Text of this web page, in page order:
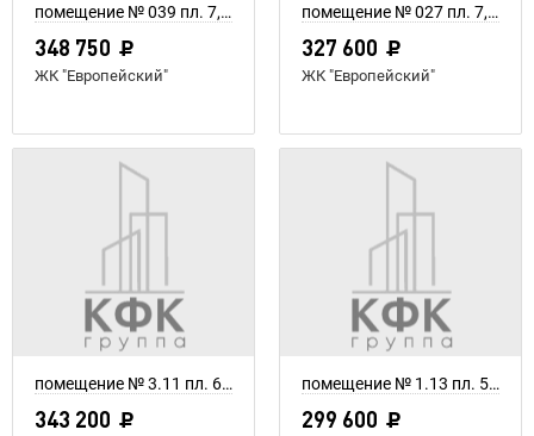
помещение № 039 пл. 7,75 м²
348 750
ЖК "Европейский"
помещение № 027 пл. 7,28 м²
327 600
ЖК "Европейский"
помещение № 3.11 пл. 6,6 м²
343 200
помещение № 1.13 пл. 5,6 м²
299 600